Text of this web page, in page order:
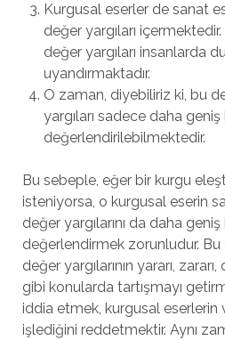
Kurgusal eserler de sanat
değer yargıları
değer yargıları insanlarda
uyandırmaktadır.
O zaman, diyebiliriz ki, bu
yargıları sadece daha
değerlendirilebilmektedir.
Bu sebeple, eğer bir kurgu
isteniyorsa, o kurgusal eserin
değer yargılarını da daha
değerlendirmek zorunludur.
değer yargılarının yararı,
gibi konularda tartışmayı
iddia etmek, kurgusal eserlerin
işlediğini reddetmektir. Aynı